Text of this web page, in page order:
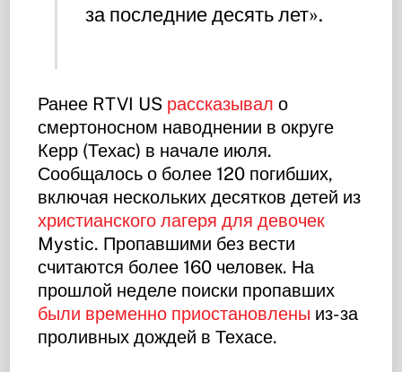
за последние десять лет».
Ранее RTVI US рассказывал о
смертоносном наводнении в округе
Керр (Техас) в начале июля.
Сообщалось о более 120 погибших,
включая нескольких десятков детей из
христианского лагеря для девочек
Mystic. Пропавшими без вести
считаются более 160 человек. На
прошлой неделе поиски пропавших
были временно приостановлены из-за
проливных дождей в Техасе.